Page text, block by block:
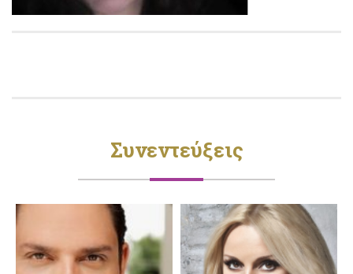
Συνεντεύξεις